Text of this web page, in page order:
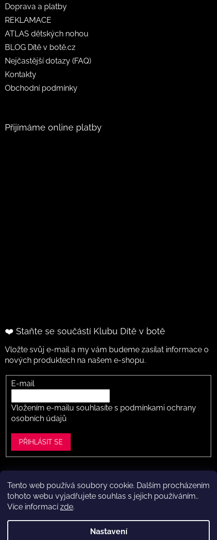
Tento web používá soubory cookie. Dalším procházením
tohoto webu vyjadřujete souhlas s jejich používáním..
Více informacízde.
Nastavení
Doprava a platby
REKLAMACE
ATLAS dětských nohou
BLOG Dítě v botě.cz
Nejčastější dotazy (FAQ)
Kontakty
Obchodní podmínky
Přijímáme online platby
❤️ Staňte se součástí Klubu Dítě v botě
Vložte svůj e-mail a my vám budeme zasílat informace o
nových produktech na našem e-shopu.
E-mail
Vložením e-mailu souhlasíte s podmínkami ochrany
osobních údajů
PŘIHLÁSIT SE
Vytvořil Shoptet